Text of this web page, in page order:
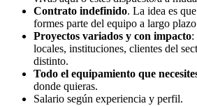
Contrato indefinido. La idea es
formes parte del equipo a largo
Proyectos variados y con impacto:
locales, instituciones, clientes del
distinto.
Todo el equipamiento que
donde quieras.
Salario según experiencia y perfil.